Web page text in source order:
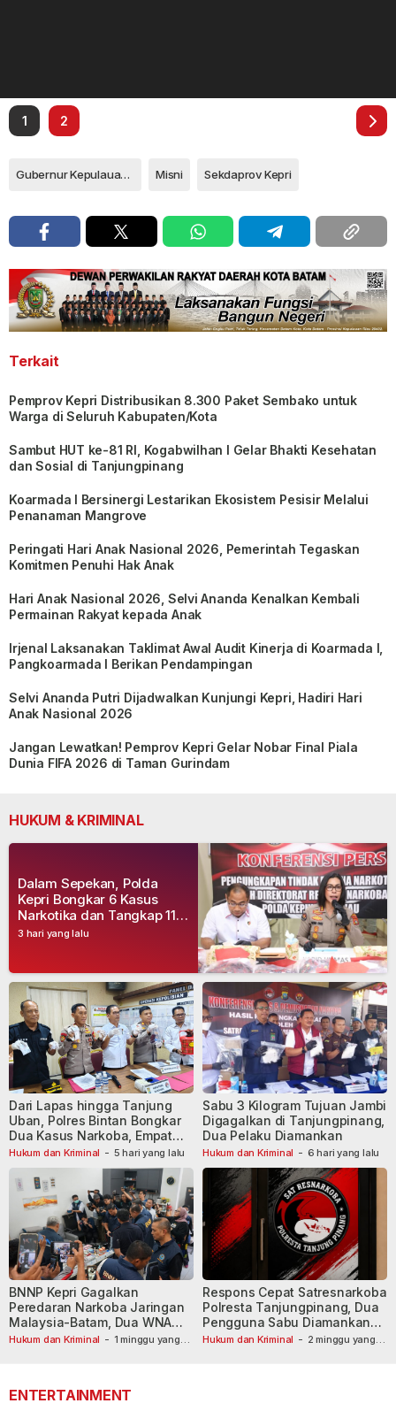
1 2
Gubernur Kepulauan Riau Ansar Ahmad Misni Sekdaprov Kepri
Terkait
Pemprov Kepri Distribusikan 8.300 Paket Sembako untuk
Warga di Seluruh Kabupaten/Kota
Sambut HUT ke-81 RI, Kogabwilhan I Gelar Bhakti Kesehatan
dan Sosial di Tanjungpinang
Koarmada I Bersinergi Lestarikan Ekosistem Pesisir Melalui
Penanaman Mangrove
Peringati Hari Anak Nasional 2026, Pemerintah Tegaskan
Komitmen Penuhi Hak Anak
Hari Anak Nasional 2026, Selvi Ananda Kenalkan Kembali
Permainan Rakyat kepada Anak
Irjenal Laksanakan Taklimat Awal Audit Kinerja di Koarmada I,
Pangkoarmada I Berikan Pendampingan
Selvi Ananda Putri Dijadwalkan Kunjungi Kepri, Hadiri Hari
Anak Nasional 2026
Jangan Lewatkan! Pemprov Kepri Gelar Nobar Final Piala
Dunia FIFA 2026 di Taman Gurindam
HUKUM & KRIMINAL
3 hari yang lalu
Dalam Sepekan, Polda
Kepri Bongkar 6 Kasus
Narkotika dan Tangkap 11
Tersangka
Hukum dan Kriminal - 5 hari yang lalu
Dari Lapas hingga Tanjung
Uban, Polres Bintan Bongkar
Dua Kasus Narkoba, Empat
Tersangka Dibekuk
Hukum dan Kriminal - 6 hari yang lalu
Sabu 3 Kilogram Tujuan Jambi
Digagalkan di Tanjungpinang,
Dua Pelaku Diamankan
Hukum dan Kriminal - 1 minggu yang
BNNP Kepri Gagalkan
Peredaran Narkoba Jaringan
Malaysia-Batam, Dua WNA
Masih Diburu
Hukum dan Kriminal - 2 minggu yang
Respons Cepat Satresnarkoba
Polresta Tanjungpinang, Dua
Pengguna Sabu Diamankan
Usai Dilaporkan ke Call Center
ENTERTAINMENT